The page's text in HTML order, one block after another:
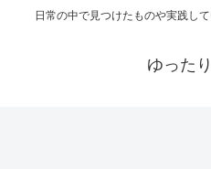
日常の中で見つけたものや実践し
ゆった